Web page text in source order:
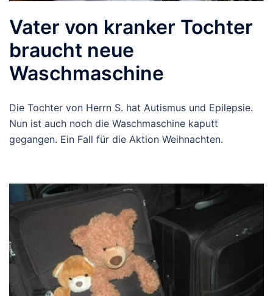
Vater von kranker Tochter
braucht neue
Waschmaschine
Die Tochter von Herrn S. hat Autismus und Epilepsie.
Nun ist auch noch die Waschmaschine kaputt
gegangen. Ein Fall für die Aktion Weihnachten.